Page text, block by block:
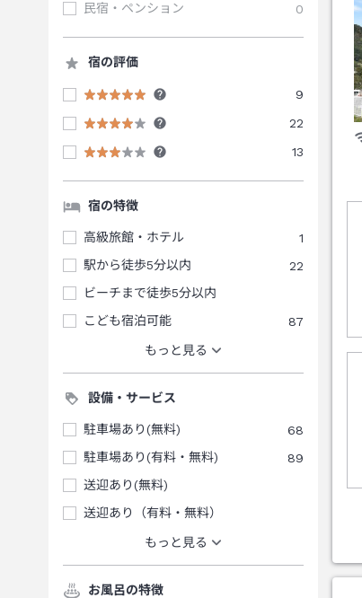
民宿・ペンション
0
宿の評価
9
22
13
宿の特徴
高級旅館・ホテル
1
駅から徒歩5分以内
22
ビーチまで徒歩5分以内
こども宿泊可能
87
もっと見る
設備・サービス
駐車場あり(無料)
68
駐車場あり(有料・無料)
89
送迎あり(無料)
送迎あり（有料・無料）
もっと見る
お風呂の特徴